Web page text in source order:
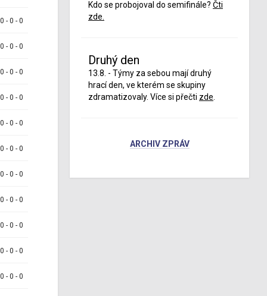
- 0 - 0
- 0 - 0
- 0 - 0
- 0 - 0
- 0 - 0
- 0 - 0
- 0 - 0
- 0 - 0
- 0 - 0
- 0 - 0
- 0 - 0
Kdo se probojoval do semifinále? Čti
zde.
Druhý den
13.8. - Týmy za sebou mají druhý
hrací den, ve kterém se skupiny
zdramatizovaly. Více si přečti zde
ARCHIV ZPRÁV